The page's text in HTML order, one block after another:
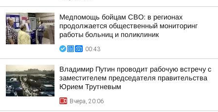
Медпомощь бойцам СВО: в регионах
продолжается общественный мониторинг
работы больниц и поликлиник
00:43
Владимир Путин проводит рабочую встречу с
заместителем председателя правительства
Юрием Трутневым
Вчера, 20:06